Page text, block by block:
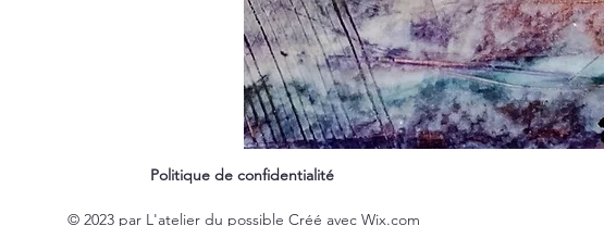
Politique de confidentialité
© 2023 par L'atelier du possible Créé avec Wix.com